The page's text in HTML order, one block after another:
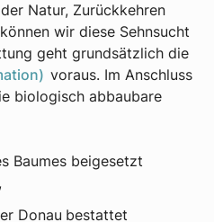
Natur, Zurückkehren
wir diese Sehnsucht
geht grundsätzlich die
voraus. Im Anschluss
biologisch abbaubare
Baumes beigesetzt
Donau bestattet